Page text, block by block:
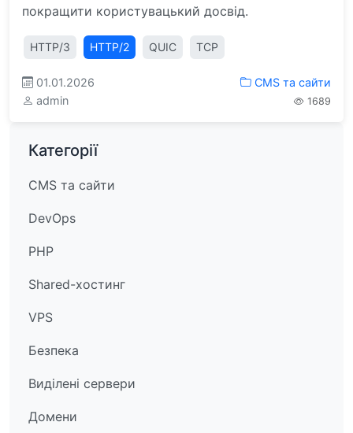
покращити користувацький досвід.
HTTP/3 HTTP/2 QUIC TCP
01.01.2026
admin
CMS та сайти
1689
Категорії
CMS та сайти
DevOps
PHP
Shared-хостинг
VPS
Безпека
Виділені сервери
Домени